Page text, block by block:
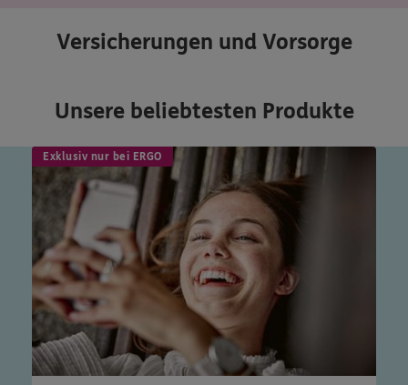
Versicherungen und Vorsorge
Unsere beliebtesten Produkte
Exklusiv nur bei ERGO